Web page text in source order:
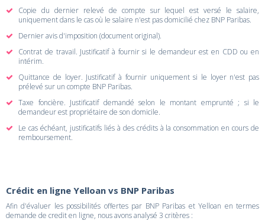
Copie du dernier relevé de compte sur lequel est versé le salaire,
uniquement dans le cas où le salaire n'est pas domicilié chez BNP Paribas.
Dernier avis d'imposition (document original).
Contrat de travail. Justificatif à fournir si le demandeur est en CDD ou en
intérim.
Quittance de loyer. Justificatif à fournir uniquement si le loyer n'est pas
prélevé sur un compte BNP Paribas.
Taxe foncière. Justificatif demandé selon le montant emprunté ; si le
demandeur est propriétaire de son domicile.
Le cas échéant, justificatifs liés à des crédits à la consommation en cours de
remboursement.
Crédit en ligne Yelloan vs BNP Paribas
Afin d'évaluer les possibilités offertes par BNP Paribas et Yelloan en termes
demande de credit en ligne, nous avons analysé 3 critères :